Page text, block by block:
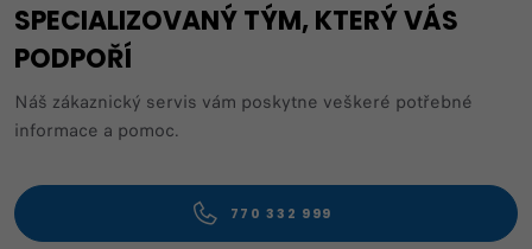
SPECIALIZOVANÝ TÝM, KTERÝ VÁS
PODPOŘÍ
Náš zákaznický servis vám poskytne veškeré potřebné
informace a pomoc.
770 332 999